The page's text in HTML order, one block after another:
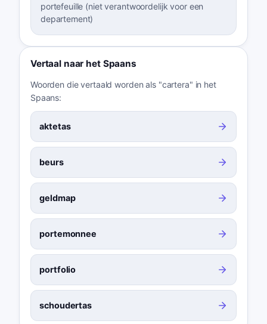
portefeuille (niet verantwoordelijk voor een
departement)
Vertaal naar het Spaans
Woorden die vertaald worden als "cartera" in het
Spaans:
aktetas
beurs
geldmap
portemonnee
portfolio
schoudertas